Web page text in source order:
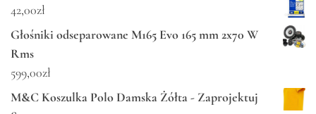
42,00zł
Głośniki odseparowane M165 Evo 165 mm 2x70 W
Rms
599,00zł
M&C Koszulka Polo Damska Żółta - Zaprojektuj